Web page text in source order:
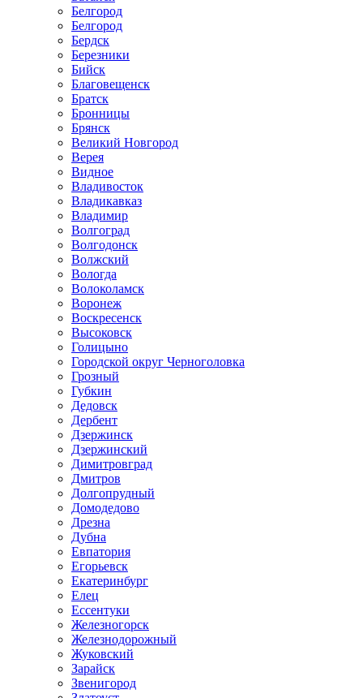
Белгород
Белгород
Бердск
Березники
Бийск
Благовещенск
Братск
Бронницы
Брянск
Великий Новгород
Верея
Видное
Владивосток
Владикавказ
Владимир
Волгоград
Волгодонск
Волжский
Вологда
Волоколамск
Воронеж
Воскресенск
Высоковск
Голицыно
Городской округ Черноголовка
Грозный
Губкин
Дедовск
Дербент
Дзержинск
Дзержинский
Димитровград
Дмитров
Долгопрудный
Домодедово
Дрезна
Дубна
Евпатория
Егорьевск
Екатеринбург
Елец
Ессентуки
Железногорск
Железнодорожный
Жуковский
Зарайск
Звенигород